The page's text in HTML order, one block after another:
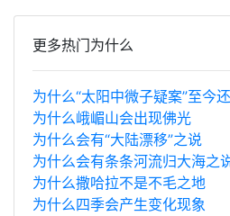
更多热门为什么
为什么“太阳中微子疑案”至今
为什么峨嵋山会出现佛光
为什么会有“大陆漂移”之说
为什么会有条条河流归大海之
为什么撒哈拉不是不毛之地
为什么四季会产生变化现象